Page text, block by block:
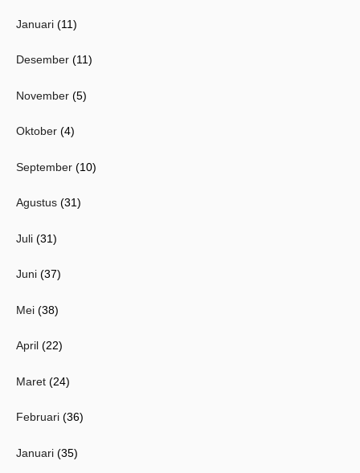
Januari (11)
Desember (11)
November (5)
Oktober (4)
September (10)
Agustus (31)
Juli (31)
Juni (37)
Mei (38)
April (22)
Maret (24)
Februari (36)
Januari (35)